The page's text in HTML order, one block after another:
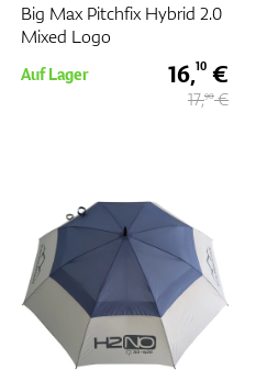
Big Max Pitchfix Hybrid 2.0
Mixed Logo
Auf Lager 16,10 €
17,90€